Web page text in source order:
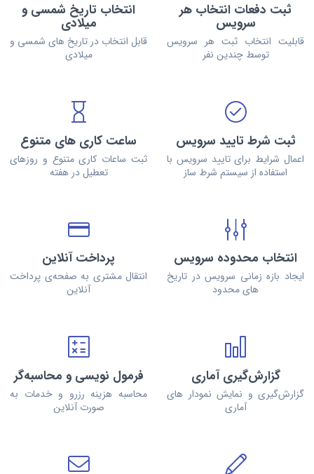
ثبت دفعات انتخاب هر
سرویس
قابلیت انتخاب ثبت هر سرویس
توسط چندین نفر
انتخاب تاریخ شمسی و
میلادی
قابل انتخاب در تاریخ های شمسی و
میلادی
ثبت شرط تایید سرویس
اعمال شرایط برای تایید سرویس با
استفاده از سیستم شرط ساز
ساعت کاری های متنوع
ثبت ساعات کاری متنوع و روزهای
تعطیل در هفته
انتخاب محدوده سرویس
ایجاد بازه زمانی سرویس در تاریخ
های محدود
پرداخت آنلاین
انتقال مشتری به صفحه‌ی پرداخت
آنلاین
گزارش‌گیری آماری
گزارش‌گیری و نمایش نمودار های
آماری
فرمول نویسی و محاسبه‌گر
محاسبه هزینه رزرو و خدمات به
صورت آنلاین